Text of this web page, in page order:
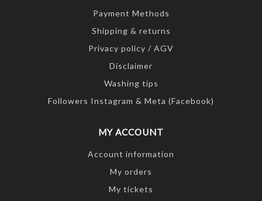
Payment Methods
Shipping & returns
Privacy policy / AGV
Disclaimer
Washing tips
Followers Instagram & Meta (Facebook)
MY ACCOUNT
Account information
My orders
My tickets